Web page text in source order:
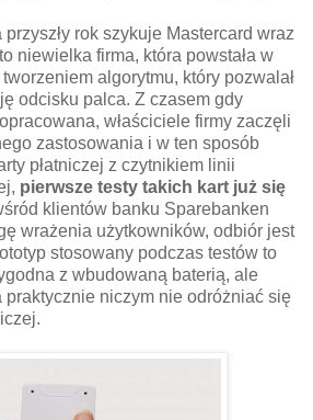
rok szykuje Mastercard wraz
niewielka firma, która powstała w
algorytmu, który pozwalał
odcisku palca. Z czasem gdy
właściciele firmy zaczęli
zastosowania i w ten sposób
płatniczej z czytnikiem linii
pierwsze testy takich kart już się
klientów banku Sparebanken
wrażenia użytkowników, odbiór jest
stosowany podczas testów to
z wbudowaną baterią, ale
praktycznie niczym nie odróżniać się